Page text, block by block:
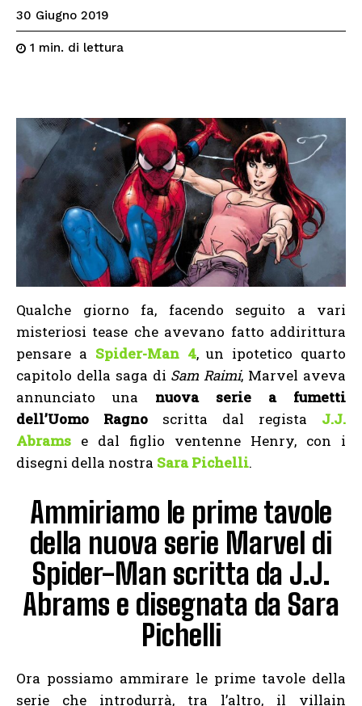
30 Giugno 2019
1 min. di lettura
Qualche giorno fa, facendo seguito a vari
misteriosi tease che avevano fatto addirittura
pensare a Spider-Man 4, un ipotetico quarto
capitolo della saga di Sam Raimi, Marvel aveva
annunciato una nuova serie a fumetti
dell’Uomo Ragno scritta dal regista J.J.
Abrams e dal figlio ventenne Henry, con i
disegni della nostra Sara Pichelli.
Ammiriamo le prime tavole
della nuova serie Marvel di
Spider-Man scritta da J.J.
Abrams e disegnata da Sara
Pichelli
Ora possiamo ammirare le prime tavole della
serie che introdurrà, tra l’altro, il villain